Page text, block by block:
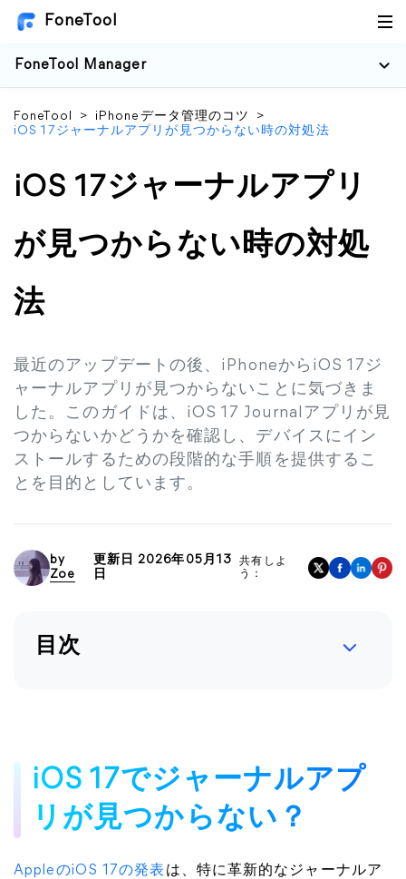
FoneTool
FoneTool Manager
FoneTool > iPhoneデータ管理のコツ
>
iOS 17ジャーナルアプリが見つからない時の対処法
iOS 17ジャーナルアプリ
が見つからない時の対処
法
最近のアップデートの後、iPhoneからiOS 17ジ
ャーナルアプリが見つからないことに気づきま
した。このガイドは、iOS 17 Journalアプリが見
つからないかどうかを確認し、デバイスにイン
ストールするための段階的な手順を提供するこ
とを目的としています。
by
Zoe
更新日 2026年05月13
日
共有しよ
う：
目次
iOS 17でジャーナルアプ
リが見つからない？
AppleのiOS 17の発表 は、特に革新的なジャーナルア